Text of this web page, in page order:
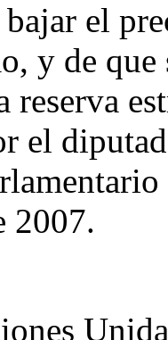
bajar el
y de que
reserva
el
2007.